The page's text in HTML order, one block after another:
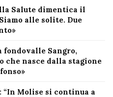
Salute dimentica il
alle solite. Due
fondovalle Sangro,
che nasce dalla stagione
“In Molise si continua a